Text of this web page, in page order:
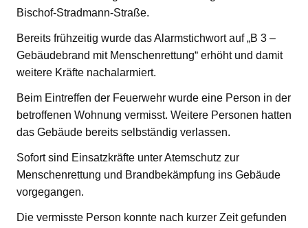
Bischof-Stradmann-Straße.
Bereits frühzeitig wurde das Alarmstichwort auf „B 3 –
Gebäudebrand mit Menschenrettung“ erhöht und damit
weitere Kräfte nachalarmiert.
Beim Eintreffen der Feuerwehr wurde eine Person in der
betroffenen Wohnung vermisst. Weitere Personen hatten
das Gebäude bereits selbständig verlassen.
Sofort sind Einsatzkräfte unter Atemschutz zur
Menschenrettung und Brandbekämpfung ins Gebäude
vorgegangen.
Die vermisste Person konnte nach kurzer Zeit gefunden